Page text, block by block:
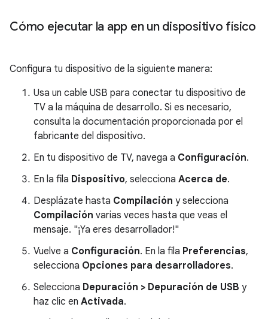
Cómo ejecutar la app en un dispositivo físico
Configura tu dispositivo de la siguiente manera:
Usa un cable USB para conectar tu dispositivo de
TV a la máquina de desarrollo. Si es necesario,
consulta la documentación proporcionada por el
fabricante del dispositivo.
En tu dispositivo de TV, navega a Configuración.
En la fila Dispositivo, selecciona Acerca de.
Desplázate hasta Compilación y selecciona
Compilación varias veces hasta que veas el
mensaje. "¡Ya eres desarrollador!"
Vuelve a Configuración. En la fila Preferencias,
selecciona Opciones para desarrolladores.
Selecciona Depuración > Depuración de USB y
haz clic en Activada.